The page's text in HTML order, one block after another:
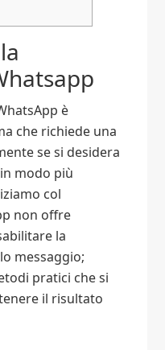
è
che richiede una
se si desidera
modo più
col
non offre
la
messaggio;
pratici che si
il risultato